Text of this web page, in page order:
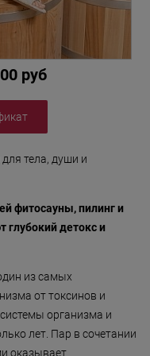
руб
тела, души и
фитосауны, пилинг и
глубокий детокс и
из самых
от токсинов и
организма и
лет. Пар в сочетании
оказывает